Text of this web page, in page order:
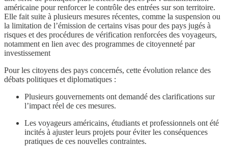
américaine pour renforcer le contrôle des entrées sur son territoire.
Elle fait suite à plusieurs mesures récentes, comme la suspension ou
la limitation de l’émission de certains visas pour des pays jugés à
risques et des procédures de vérification renforcées des voyageurs,
notamment en lien avec des programmes de citoyenneté par
investissement
Pour les citoyens des pays concernés, cette évolution relance des
débats politiques et diplomatiques :
Plusieurs gouvernements ont demandé des clarifications sur
l’impact réel de ces mesures.
Les voyageurs américains, étudiants et professionnels ont été
incités à ajuster leurs projets pour éviter les conséquences
pratiques de ces nouvelles contraintes.